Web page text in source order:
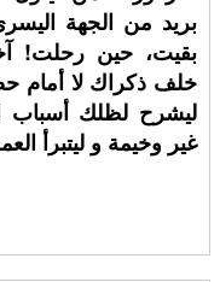
بريد من الجهة
بقيت، حين رحلت!
خلف ذكراك لا أمام
ليشرح لظلك أسباب
غير وخيمة و ليتبرأ